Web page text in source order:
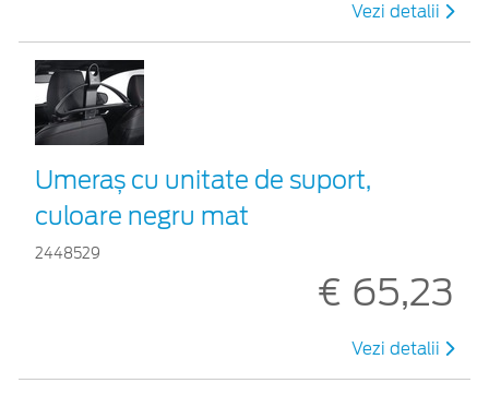
Vezi detalii
Umeraș cu unitate de suport,
culoare negru mat
2448529
€ 65,23
Vezi detalii